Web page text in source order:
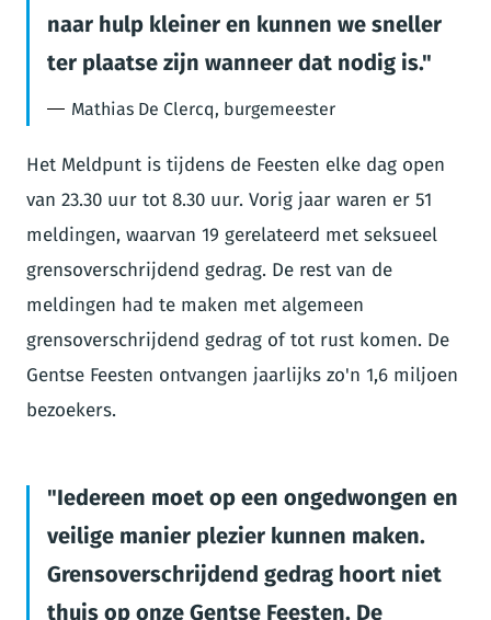
naar hulp kleiner en kunnen we sneller
ter plaatse zijn wanneer dat nodig is.
Mathias De Clercq, burgemeester
Het Meldpunt is tijdens de Feesten elke dag open
van 23.30 uur tot 8.30 uur. Vorig jaar waren er 51
meldingen, waarvan 19 gerelateerd met seksueel
grensoverschrijdend gedrag. De rest van de
meldingen had te maken met algemeen
grensoverschrijdend gedrag of tot rust komen. De
Gentse Feesten ontvangen jaarlijks zo'n 1,6 miljoen
bezoekers.
Iedereen moet op een ongedwongen en
veilige manier plezier kunnen maken.
Grensoverschrijdend gedrag hoort niet
thuis op onze Gentse Feesten. De